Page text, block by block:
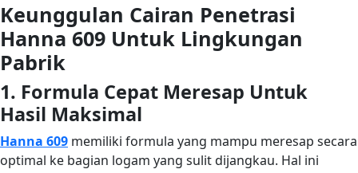
Keunggulan Cairan Penetrasi
Hanna 609 Untuk Lingkungan
Pabrik
1. Formula Cepat Meresap Untuk
Hasil Maksimal
Hanna 609 memiliki formula yang mampu meresap secara
optimal ke bagian logam yang sulit dijangkau. Hal ini